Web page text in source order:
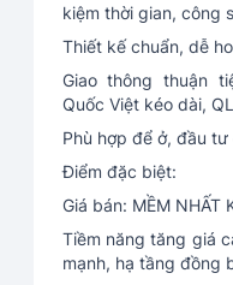
kiệm thời gian, công
Thiết kế chuẩn, dễ
Giao thông thuận
Quốc Việt kéo dài,
Phù hợp để ở, đầu
Điểm đặc biệt:
Giá bán: MỀM NHẤT
Tiềm năng tăng giá
mạnh, hạ tầng đồng